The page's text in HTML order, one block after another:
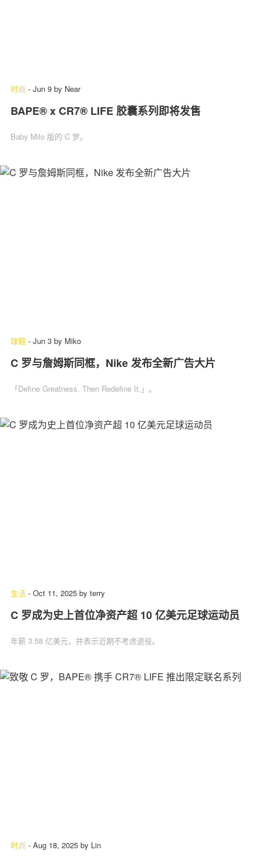
时尚 - Jun 9 by Near
BAPE® x CR7® LIFE 胶囊系列即将发售
Baby Milo 版的 C 罗。
球鞋 - Jun 3 by Miko
C 罗与詹姆斯同框，Nike 发布全新广告大片
「Define Greatness. Then Redefine It.」。
生活 - Oct 11, 2025 by terry
C 罗成为史上首位净资产超 10 亿美元足球运动员
年薪 3.58 亿美元，并表示近期不考虑退役。
时尚 - Aug 18, 2025 by Lin